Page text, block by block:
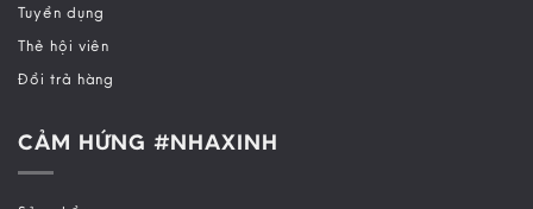
Tuyển dụng
Thẻ hội viên
Đổi trả hàng
CẢM HỨNG #NHAXINH